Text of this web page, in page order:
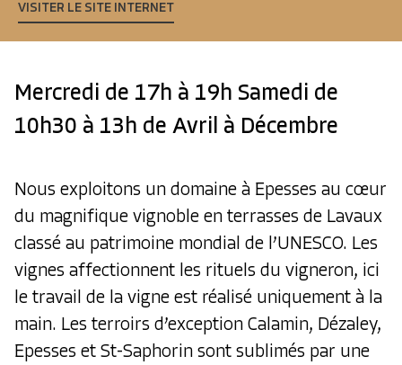
VISITER LE SITE INTERNET
Mercredi de 17h à 19h Samedi de
10h30 à 13h de Avril à Décembre
Nous exploitons un domaine à Epesses au cœur
du magnifique vignoble en terrasses de Lavaux
classé au patrimoine mondial de l’UNESCO. Les
vignes affectionnent les rituels du vigneron, ici
le travail de la vigne est réalisé uniquement à la
main. Les terroirs d’exception Calamin, Dézaley,
Epesses et St-Saphorin sont sublimés par une